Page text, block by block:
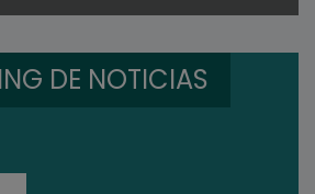
DE NOTICIAS